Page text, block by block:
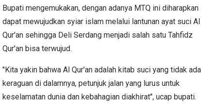
Bupati mengemukakan, dengan adanya MTQ ini diharapkan
dapat mewujudkan syiar islam melalui lantunan ayat suci Al
Qur'an sehingga Deli Serdang menjadi salah satu Tahfidz
Qur'an bisa terwujud.
"Kita yakin bahwa Al Qur'an adalah kitab suci yang tidak ada
keraguan di dalamnya, petunjuk jalan yang lurus untuk
keselamatan dunia dan kebahagian diakhirat", ucap bupati.